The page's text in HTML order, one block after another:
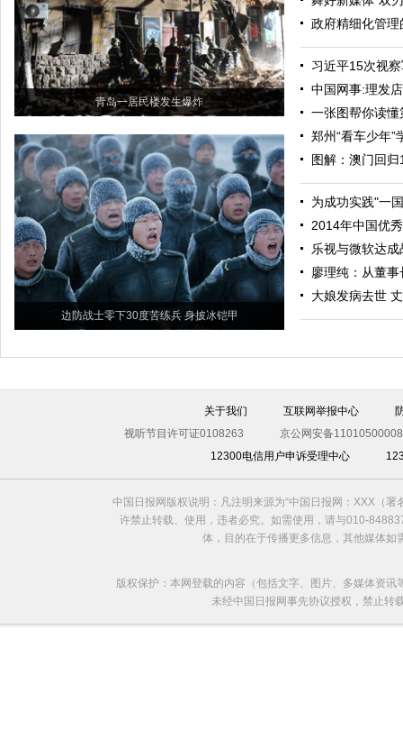
青岛一居民楼发生爆炸
边防战士零下30度苦练兵 身披冰铠甲
政府精细化管理
习近平15次视
中国网事:理发
一张图帮你读
郑州“看车少年”
图解：澳门回
为成功实践"一
2014年中国优
乐视与微软达
廖理纯：从董事
大娘发病去世
关于我们 互联网举报中心
视听节目许可证0108263
京公网安备
12300电信用户申诉受理中心
中国日报网版权说明：凡注明来源为“中国日报网：XXX（
许禁止转载、使用，违者必究。如需使用，请与010-
体，目的在于传播更多信息，其他媒体
版权保护：本网登载的内容（包括文字、图片、多媒体资
未经中国日报网事先协议授权，禁止转